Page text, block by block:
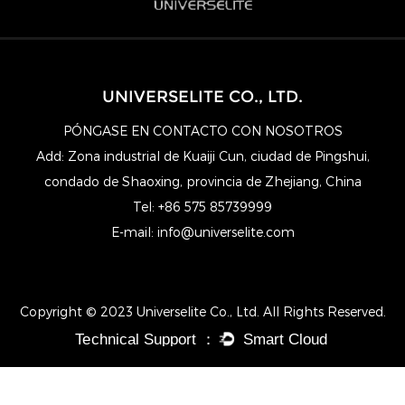
UNIVERSELITE CO., LTD.
PÓNGASE EN CONTACTO CON NOSOTROS
Add: Zona industrial de Kuaiji Cun, ciudad de Pingshui,
condado de Shaoxing, provincia de Zhejiang, China
Tel: +86 575 85739999
E-mail: info@universelite.com
Copyright © 2023 Universelite Co., Ltd. All Rights Reserved.